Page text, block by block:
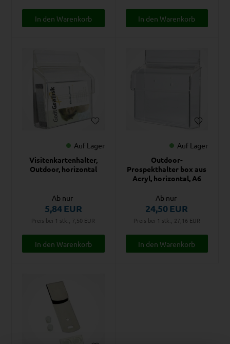
Auf Lager
Visitenkartenhalter,
Outdoor, horizontal
Ab nur
5,84EUR
Preis bei 1 stk., 7,50 EUR
Auf Lager
Outdoor-
Prospekthalter box aus
Acryl, horizontal, A6
Ab nur
24,50EUR
Preis bei 1 stk., 27,16 EUR